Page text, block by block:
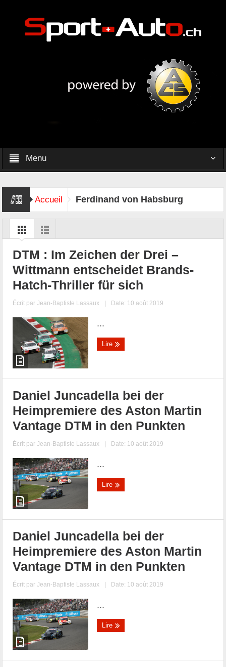
Menu
Accueil Ferdinand von Habsburg
DTM : Im Zeichen der Drei –
Wittmann entscheidet Brands-
Hatch-Thriller für sich
Écrit parJean-Baptiste Lassaux | Date: 10 août 2019
...
Lire
Daniel Juncadella bei der
Heimpremiere des Aston Martin
Vantage DTM in den Punkten
Écrit parJean-Baptiste Lassaux | Date: 10 août 2019
...
Lire
Daniel Juncadella bei der
Heimpremiere des Aston Martin
Vantage DTM in den Punkten
Écrit parJean-Baptiste Lassaux | Date: 10 août 2019
...
Lire